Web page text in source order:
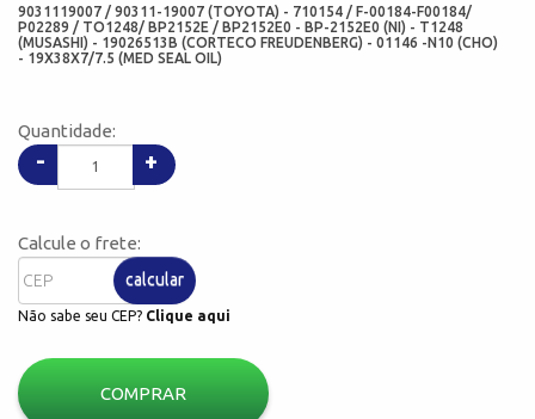
9031119007 / 90311-19007 (TOYOTA) - 710154 / F-00184-F00184/
P02289 / TO1248/ BP2152E / BP2152E0 - BP-2152E0 (NI) - T1248
(MUSASHI) - 19026513B (CORTECO FREUDENBERG) - 01146 -N10 (CHO)
- 19X38X7/7.5 (MED SEAL OIL)
Quantidade:
- +
Calcule o frete:
calcular
Não sabe seu CEP? Clique aqui
COMPRAR